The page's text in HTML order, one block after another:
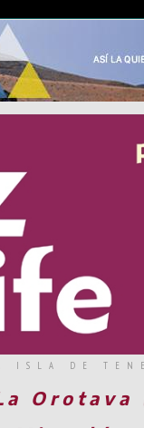
ISLA DE
Orotava